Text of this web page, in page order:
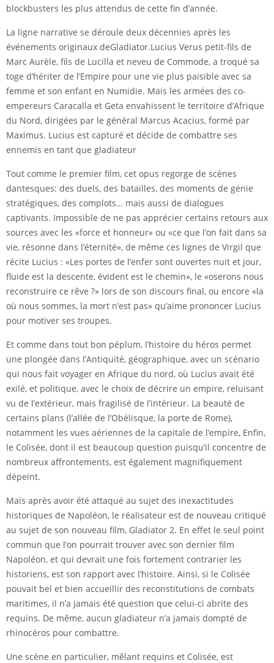
blockbusters les plus attendus de cette fin d’année.
La ligne narrative se déroule deux décennies après les
événements originaux deGladiator.Lucius Verus petit-fils de
Marc Aurèle, fils de Lucilla et neveu de Commode, a troqué sa
toge d’hériter de l’Empire pour une vie plus paisible avec sa
femme et son enfant en Numidie. Mais les armées des co-
empereurs Caracalla et Geta envahissent le territoire d’Afrique
du Nord, dirigées par le général Marcus Acacius, formé par
Maximus. Lucius est capturé et décide de combattre ses
ennemis en tant que gladiateur
Tout comme le premier film, cet opus regorge de scènes
dantesques: des duels, des batailles, des moments de génie
stratégiques, des complots… mais aussi de dialogues
captivants. Impossible de ne pas apprécier certains retours aux
sources avec les «force et honneur» ou «ce que l’on fait dans sa
vie, résonne dans l’éternité», de même ces lignes de Virgil que
récite Lucius : «Les portes de l’enfer sont ouvertes nuit et jour,
fluide est la descente, évident est le chemin», le «oserons nous
reconstruire ce rêve ?» lors de son discours final, ou encore «la
où nous sommes, la mort n’est pas» qu’aime prononcer Lucius
pour motiver ses troupes.
Et comme dans tout bon péplum, l’histoire du héros permet
une plongée dans l’Antiquité, géographique, avec un scénario
qui nous fait voyager en Afrique du nord, où Lucius avait été
exilé, et politique, avec le choix de décrire un empire, reluisant
vu de l’extérieur, mais fragilisé de l’intérieur. La beauté de
certains plans (l’allée de l’Obélisque, la porte de Rome),
notamment les vues aériennes de la capitale de l’empire, Enfin,
le Colisée, dont il est beaucoup question puisqu’il concentre de
nombreux affrontements, est également magnifiquement
dépeint.
Mais après avoir été attaqué au sujet des inexactitudes
historiques de Napoléon, le réalisateur est de nouveau critiqué
au sujet de son nouveau film, Gladiator 2. En effet le seul point
commun que l’on pourrait trouver avec son dernier film
Napoléon, et qui devrait une fois fortement contrarier les
historiens, est son rapport avec l’histoire. Ainsi, si le Colisée
pouvait bel et bien accueillir des reconstitutions de combats
maritimes, il n’a jamais été question que celui-ci abrite des
requins. De même, aucun gladiateur n’a jamais dompté de
rhinocéros pour combattre.
Une scène en particulier, mêlant requins et Colisée, est